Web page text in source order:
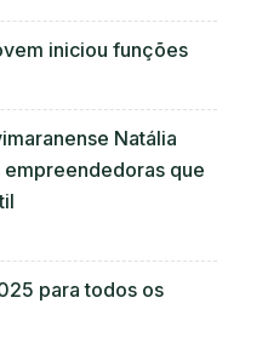
iniciou funções
Natália
empreendedoras que
para todos os